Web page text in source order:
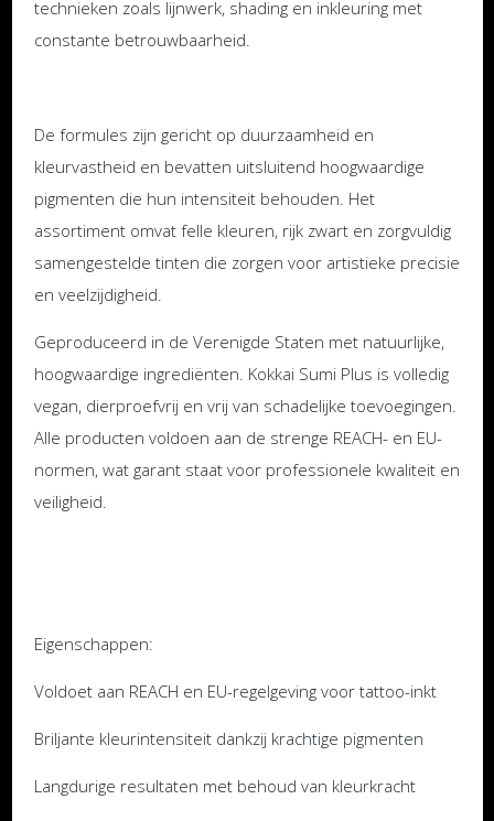
technieken zoals lijnwerk, shading en inkleuring met
constante betrouwbaarheid.
De formules zijn gericht op duurzaamheid en
kleurvastheid en bevatten uitsluitend hoogwaardige
pigmenten die hun intensiteit behouden. Het
assortiment omvat felle kleuren, rijk zwart en zorgvuldig
samengestelde tinten die zorgen voor artistieke precisie
en veelzijdigheid.
Geproduceerd in de Verenigde Staten met natuurlijke,
hoogwaardige ingrediënten. Kokkai Sumi Plus is volledig
vegan, dierproefvrij en vrij van schadelijke toevoegingen.
Alle producten voldoen aan de strenge REACH- en EU-
normen, wat garant staat voor professionele kwaliteit en
veiligheid.
Eigenschappen:
Voldoet aan REACH en EU-regelgeving voor tattoo-inkt
Briljante kleurintensiteit dankzij krachtige pigmenten
Langdurige resultaten met behoud van kleurkracht